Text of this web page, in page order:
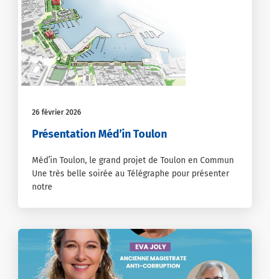
26 février 2026
Présentation Méd’in Toulon
Méd’in Toulon, le grand projet de Toulon en Commun
Une très belle soirée au Télégraphe pour présenter
notre